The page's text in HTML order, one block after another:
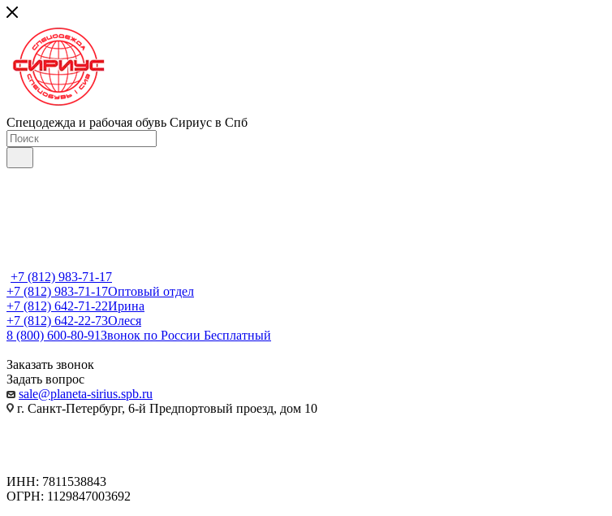
Спецодежда и рабочая обувь Сириус в Спб
+7 (812) 983-71-17
+7 (812) 983-71-17Оптовый отдел
+7 (812) 642-71-22Ирина
+7 (812) 642-22-73Олеся
8 (800) 600-80-91Звонок по России Бесплатный
Заказать звонок
Задать вопрос
sale@planeta-sirius.spb.ru
г. Санкт-Петербург, 6-й Предпортовый проезд, дом 10
ИНН: 7811538843
ОГРН: 1129847003692